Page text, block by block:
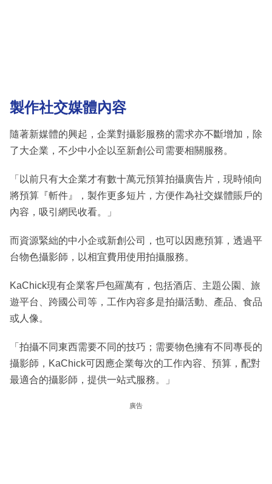
製作社交媒體內容
隨著新媒體的興起，企業對攝影服務的需求亦不斷增加，除
了大企業，不少中小企以至新創公司需要相關服務。
「以前只有大企業才有數十萬元預算拍攝廣告片，現時傾向
將預算『斬件』，製作更多短片，方便作為社交媒體賬戶的
內容，吸引網民收看。」
而資源緊絀的中小企或新創公司，也可以因應預算，透過平
台物色攝影師，以相宜費用使用拍攝服務。
KaChick現有企業客戶包羅萬有，包括酒店、主題公園、旅
遊平台、跨國公司等，工作內容多是拍攝活動、產品、食品
或人像。
「拍攝不同東西需要不同的技巧；需要物色擁有不同專長的
攝影師，KaChick可因應企業每次的工作內容、預算，配對
最適合的攝影師，提供一站式服務。」
廣告